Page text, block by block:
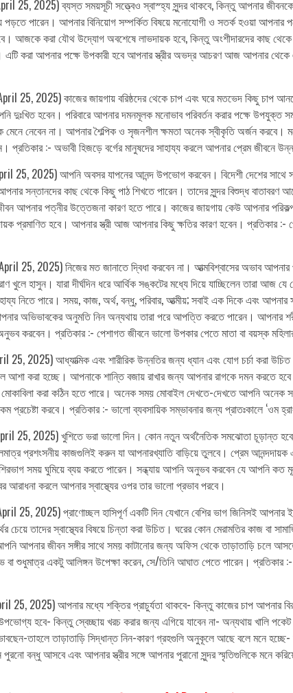
2025) ব্যস্ত সময়সূচী সত্ত্বেও স্বাস্হ্য সুন্দর থাকবে, কিন্তু আপনার
পড়তে পারেন। আপনার বিনিয়োগ সম্পর্কিত বিষয়ে মনোযোগী ও সতর্ক হওয়া
আজকে করা যৌথ উদ্যোগ অবশেষে লাভদায়ক হবে, কিন্তু অংশীদারদের কাছ
করা আপনার পক্ষে উপকারী হবে আপনার স্ত্রীর অভদ্র আচরণ আজ আপনার থেকে
2025) কাজের জায়গায় বরিষ্ঠদের থেকে চাপ এবং ঘরে মতভেদ কিছু চাপ
দুঃখিত হবেন। পরিবারে আপনার দমনমূলক মনোভাব পরিবর্তন করার পক্ষে উপযুক্ত
নেবেন না। আপনার শৈল্পিক ও সৃজনশীল ক্ষমতা অনেক স্বীকৃতি অর্জন করবে।
:- অভাবী হিজড়ে বর্গের মানুষদের সাহায্য করলে আপনার প্রেম জীবনে
2025) আপনি অবসর যাপনের আনন্দ উপভোগ করবেন। বিদেশী দেশের সাথে
সন্তানদের কাছ থেকে কিছু পাঠ শিখতে পারেন। তাদের সুন্দর বিশুদ্ধ বাতাবরণ
আপনার পত্নীর উত্তেজনা কারণ হতে পারে। কাজের জায়গায় কেউ আপনার
প্রমাণিত হবে। আপনার স্ত্রী আজ আপনার কিছু ক্ষতির কারণ হবেন। প্রতিকার
25, 2025) নিজের মত জানাতে দ্বিধা করবেন না। আত্মবিশ্বাসের অভাব
খুলে হাসুন। যারা দীর্ঘদিন ধরে আর্থিক সঙ্কটের মধ্যে দিয়ে যাচ্ছিলেন তারা
নিতে পারে। সময়, কাজ, অর্থ, বন্ধু, পরিবার, আত্মীয়; সবাই এক দিকে এবং
অভিভাবকের অনুমতি নিন অন্যথায় তারা পরে আপত্তি করতে পারেন। আপনার
করবেন। প্রতিকার :- পেশাগত জীবনে ভালো উপকার পেতে মাতা বা বয়স্ক
আধ্যাত্মিক এবং শারীরিক উন্নতির জন্য ধ্যান এবং যোগ চর্চা করা
করা হচ্ছে। আপনাকে শান্তি বজায় রাখার জন্য আপনার রাগকে দমন করতে
মোকাবিলা করা কঠিন হতে পারে। অনেক সময় মোবাইল দেখতে-দেখতে আপনি
করবে। প্রতিকার :- ভালো ব্যবসায়িক সম্ভাবনার জন্য প্রাতঃকালে ‘ওম হ্রাং
2025) খুশিতে ভরা ভালো দিন। কোন নতুন অর্থনৈতিক সমঝোতা চূড়ান্ত হবে
প্রশংসনীয় কাজগুলিই করুন যা আপনারখ্যাতি বাড়িয়ে তুলবে। প্রেম
সময় ঘুমিয়ে ব্যয় করতে পারেন। সন্ধ্যায় আপনি অনুভব করবেন যে আপনি কত
করলে আপনার স্বাস্থ্যের ওপর তার ভালো প্রভাব পরবে।
2025) প্রাণোচ্ছল হাসিপূর্ণ একটি দিন যেখানে বেশির ভাগ জিনিসই
তাদের স্বাস্থ্যের বিষয়ে চিন্তা করা উচিত। ঘরের কোন মেরামতির কাজ বা
জীবন সঙ্গীর সাথে সময় কাটানোর জন্য অফিস থেকে তাড়াতাড়ি চলে
শুধুমাত্র একটু আলিঙ্গন উপেক্ষা করেন, সে/তিনি আঘাত পেতে পারেন। প্রতিকার
2025) আপনার মধ্যে শক্তির প্রাচুর্যতা থাকবে- কিন্তু কাজের চাপ আপনার
হবে- কিন্তু স্বেচ্ছায় খরচ করার জন্য এগিয়ে যাবেন না- অন্যথায় খালি
তাহলে তাড়াতাড়ি সিদ্ধান্ত নিন-কারণ গ্রহগুলি অনুকূলে আছে বলে মনে
আসবে এবং আপনার স্ত্রীর সঙ্গে আপনার পুরানো সুন্দর স্মৃতিগুলিকে মনে